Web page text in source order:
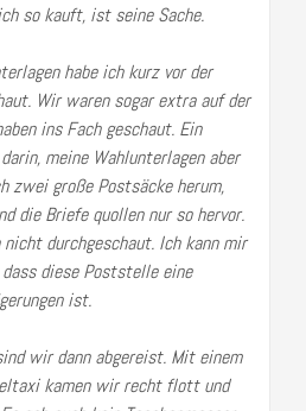
so kauft, ist seine Sache.
habe ich kurz vor der
Wir waren sogar extra auf der
ins Fach geschaut. Ein
meine Wahlunterlagen aber
zwei große Postsäcke herum,
die Briefe quollen nur so hervor.
durchgeschaut. Ich kann mir
diese Poststelle eine
ist.
wir dann abgereist. Mit einem
kamen wir recht flott und